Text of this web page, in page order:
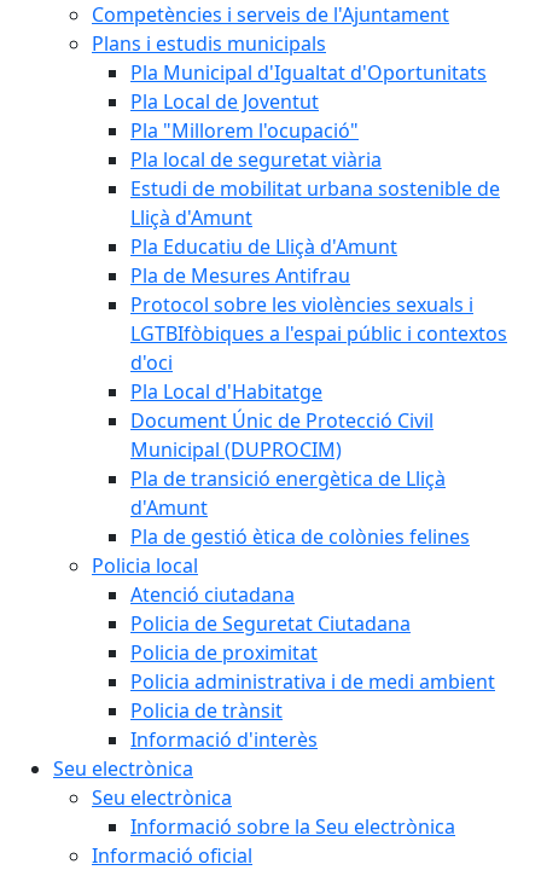
Competències i serveis de l'Ajuntament
Plans i estudis municipals
Pla Municipal d'Igualtat d'Oportunitats
Pla Local de Joventut
Pla "Millorem l'ocupació"
Pla local de seguretat viària
Estudi de mobilitat urbana sostenible de
Lliçà d'Amunt
Pla Educatiu de Lliçà d'Amunt
Pla de Mesures Antifrau
Protocol sobre les violències sexuals i
LGTBIfòbiques a l'espai públic i contextos
d'oci
Pla Local d'Habitatge
Document Únic de Protecció Civil
Municipal (DUPROCIM)
Pla de transició energètica de Lliçà
d'Amunt
Pla de gestió ètica de colònies felines
Policia local
Atenció ciutadana
Policia de Seguretat Ciutadana
Policia de proximitat
Policia administrativa i de medi ambient
Policia de trànsit
Informació d'interès
Seu electrònica
Seu electrònica
Informació sobre la Seu electrònica
Informació oficial